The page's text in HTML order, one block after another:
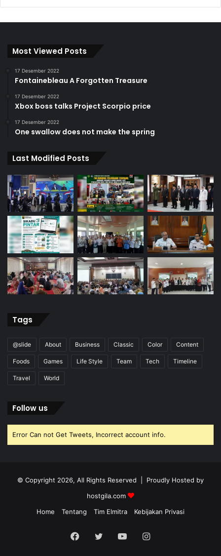
Most Viewed Posts
17 Desember 2022
Fontainebleau A Forgotten Treasure
17 Desember 2022
Xbox boss talks Project Scorpio price
17 Desember 2022
One swallow does not make the spring
Last Modified Posts
Tags
@slide About Business Classic Color Content
Foods Games Life Style Team Tech Timeline
Travel World
Follow us
Error Can not Get Tweets, Incorrect account info.
© Copyright 2026, All Rights Reserved | Proudly Hosted by
hostgila.com
Home
Tentang Tim Elmitra Kebijakan Privasi
Facebook
TwitterYouTubeInstagram